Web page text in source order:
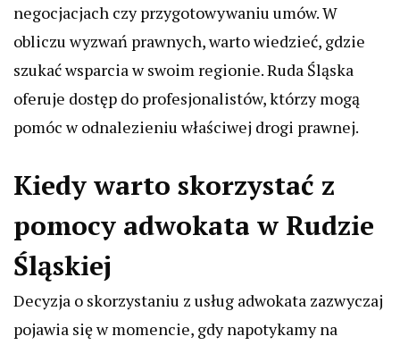
negocjacjach czy przygotowywaniu umów. W
obliczu wyzwań prawnych, warto wiedzieć, gdzie
szukać wsparcia w swoim regionie. Ruda Śląska
oferuje dostęp do profesjonalistów, którzy mogą
pomóc w odnalezieniu właściwej drogi prawnej.
Kiedy warto skorzystać z
pomocy adwokata w Rudzie
Śląskiej
Decyzja o skorzystaniu z usług adwokata zazwyczaj
pojawia się w momencie, gdy napotykamy na